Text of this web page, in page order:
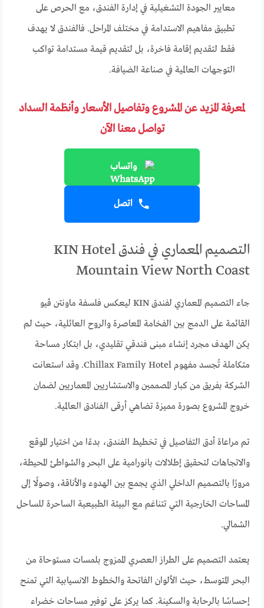
معايير الجودة التشغيلية في إدارة الفندق، مع الحرص على
تطبيق مفاهيم الاستدامة في مختلف المراحل. فالفندق لا يهدف
فقط لتقديم إقامة فاخرة، بل لتقديم قيمة مستدامة تواكب
التوجهات العالمية في صناعة الضيافة.
لمعرفة المزيد عن المشروع وتفاصيل الأسعار وأنظمة السداد
تواصل معنا الآن
واتساب
اتصل
التصميم المعماري في فندق KIN Hotel
Mountain View North Coast
جاء التصميم المعماري لفندق KIN ليعكس فلسفة ماونتن ڤيو
القائمة على الدمج بين الفخامة المعاصرة والروح العائلية، حيث لم
يكن الهدف مجرد إنشاء مبنى فندقي تقليدي، بل ابتكار مساحة
متكاملة تُجسد مفهوم Chillax Family Hotel. وقد استعانت
الشركة بفريق من كبار المصممين والاستشاريين المعماريين لضمان
خروج المشروع بصورة مميزة تضاهي أرقى الفنادق العالمية.
تم مراعاة أدق التفاصيل في تخطيط الفندق، بدءًا من اختيار الموقع
والاتجاهات لتحقيق إطلالات بانورامية على البحر والشواطئ المحيطة،
مرورًا بالتصميم الداخلي الذي يجمع بين الهدوء والأناقة، وصولًا إلى
المساحات الخارجية التي تتناغم مع البيئة الطبيعية الساحرة للساحل
الشمالي.
يعتمد التصميم على الطراز العصري الممزوج بلمسات مستوحاة من
البحر المتوسط، حيث الألوان الفاتحة والخطوط الانسيابية التي تمنح
إحساسًا بالرحابة والسكينة. كما يركز على توفير مساحات خضراء